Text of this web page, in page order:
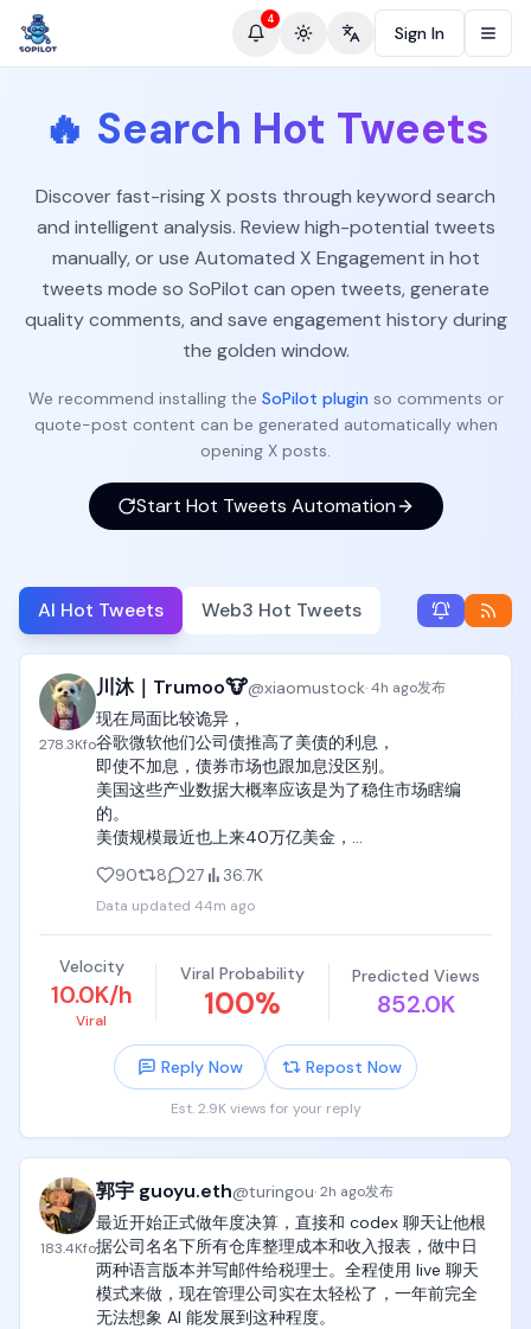
4
Toggle theme
Change language
Sign In
🔥 Search Hot Tweets
Discover fast-rising X posts through keyword search
and intelligent analysis. Review high-potential tweets
manually, or use Automated X Engagement in hot
tweets mode so SoPilot can open tweets, generate
quality comments, and save engagement history during
the golden window.
We recommend installing the SoPilot plugin so comments or
quote-post content can be generated automatically when
opening X posts.
Start Hot Tweets Automation
AI Hot Tweets Web3 Hot Tweets
278.3Kfo
川沐｜Trumoo🐮@xiaomustock·4h ago发布
现在局面比较诡异，
谷歌微软他们公司债推高了美债的利息，
即使不加息，债券市场也跟加息没区别。
美国这些产业数据大概率应该是为了稳住市场瞎编
的。
美债规模最近也上来40万亿美金，
的追赶降价打击让人对美元在未来的信誉有了不确定
性。
同时7月科技持续暴跌导致资金对市场的避险需求催生
了最近一个月老登资产和黄金白银的触底反弹。
90 8 27 36.7K
Data updated 44m ago
Velocity
10.0K/h
Viral
Viral Probability
100%
Predicted Views
852.0K
Reply Now Repost Now
Est. 2.9K views for your reply
183.4Kfo
郭宇 guoyu.eth@turingou·2h ago发布
最近开始正式做年度决算，直接和 codex 聊天让他根
据公司名名下所有仓库整理成本和收入报表，做中日
两种语言版本并写邮件给税理士。全程使用 live 聊天
模式来做，现在管理公司实在太轻松了，一年前完全
无法想象 AI 能发展到这种程度。